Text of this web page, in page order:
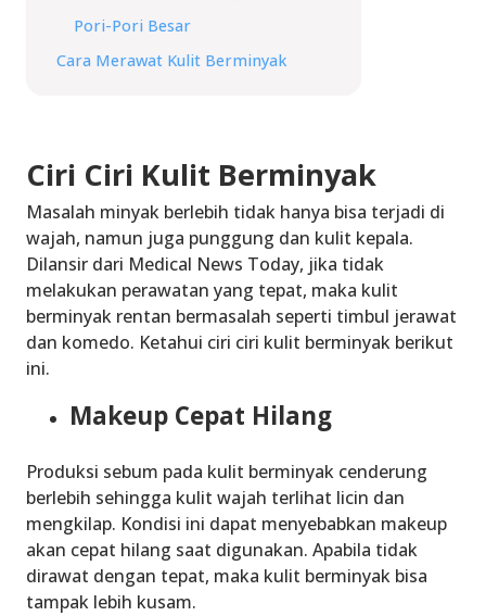
Pori-Pori Besar
Cara Merawat Kulit Berminyak
Ciri Ciri Kulit Berminyak
Masalah minyak berlebih tidak hanya bisa terjadi di
wajah, namun juga punggung dan kulit kepala.
Dilansir dari Medical News Today, jika tidak
melakukan perawatan yang tepat, maka kulit
berminyak rentan bermasalah seperti timbul jerawat
dan komedo. Ketahui ciri ciri kulit berminyak berikut
ini.
Makeup Cepat Hilang
Produksi sebum pada kulit berminyak cenderung
berlebih sehingga kulit wajah terlihat licin dan
mengkilap. Kondisi ini dapat menyebabkan makeup
akan cepat hilang saat digunakan. Apabila tidak
dirawat dengan tepat, maka kulit berminyak bisa
tampak lebih kusam.